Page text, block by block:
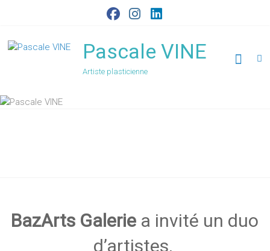
Pascale VINE
Artiste plasticienne
BazArts Galerie a invité un duo
d’artistes,